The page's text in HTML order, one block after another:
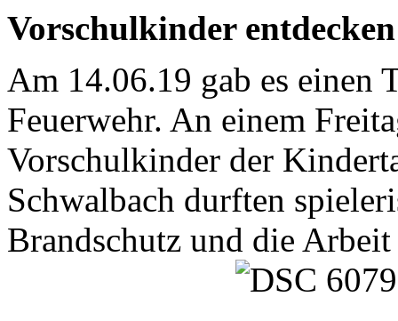
Vorschulkinder
Am 14.06.19 gab es einen
Feuerwehr. An einem
Vorschulkinder der
Schwalbach durften
Brandschutz und die